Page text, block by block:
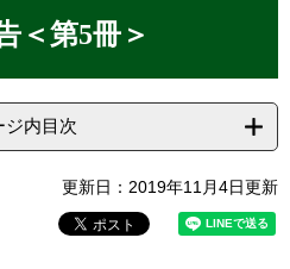
＜第5冊＞
ジ内目次
更新日：2019年11月4日更新